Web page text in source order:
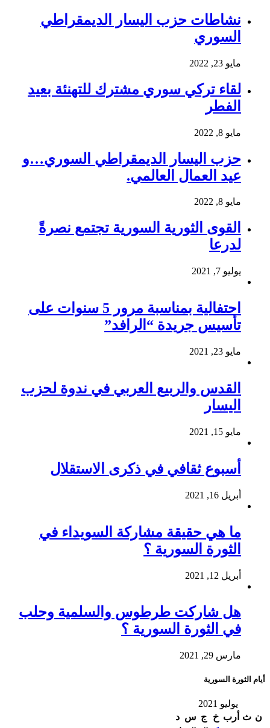
نشاطات حزب اليسار الديمقراطي
السوري
مايو 23, 2022
لقاء تركي سوري مشترك للتهنئة بعيد
الفطر
مايو 8, 2022
حزب اليسار الديمقراطي السوري…و
عيد العمال العالمي.
مايو 8, 2022
القوى الثورية السورية تجتمع نصرةً
لدرعا
يوليو 7, 2021
احتفالية بمناسبة مرور 5 سنوات على
تأسيس جريدة “الرافد”
مايو 23, 2021
القدس والربيع العربي في ندوة لحزب
اليسار
مايو 15, 2021
أسبوع ثقافي في ذكرى الاستقلال
أبريل 16, 2021
ما هي حقيقة مشاركة السويداء في
الثورة السورية ؟
أبريل 12, 2021
هل شاركت طرطوس والسلمية وحلب
في الثورة السورية ؟
مارس 29, 2021
أيام الثورة السورية
يوليو 2021
ن ث أرب خ ج س د